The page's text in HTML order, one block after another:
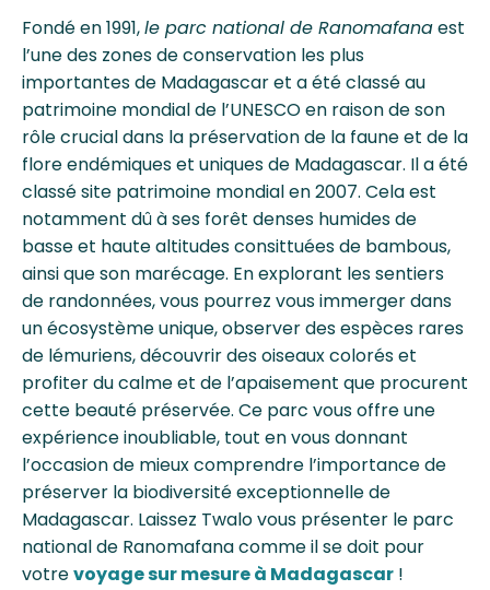
Fondé en 1991,le parc national de Ranomafanaest
l’une des zones de conservation les plus
importantes de Madagascar et a été classé au
patrimoine mondial de l’UNESCO en raison de son
rôle crucial dans la préservation de la faune et de la
flore endémiques et uniques de Madagascar. Il a été
classé site patrimoine mondial en 2007. Cela est
notamment dû à ses forêt denses humides de
basse et haute altitudes consittuées de bambous,
ainsi que son marécage. En explorant les sentiers
de randonnées, vous pourrez vous immerger dans
un écosystème unique, observer des espèces rares
de lémuriens, découvrir des oiseaux colorés et
profiter du calme et de l’apaisement que procurent
cette beauté préservée. Ce parc vous offre une
expérience inoubliable, tout en vous donnant
l’occasion de mieux comprendre l’importance de
préserver la biodiversité exceptionnelle de
Madagascar. Laissez Twalo vous présenter le parc
national de Ranomafana comme il se doit pour
votrevoyage sur mesure à Madagascar !